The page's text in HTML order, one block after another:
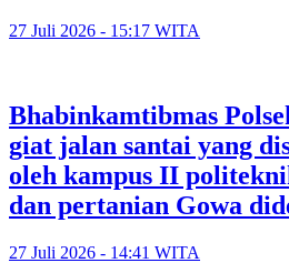
27 Juli 2026 - 15:17 WITA
Bhabinkamtibmas
giat jalan santai yang
oleh kampus II
dan pertanian Gowa
27 Juli 2026 - 14:41 WITA